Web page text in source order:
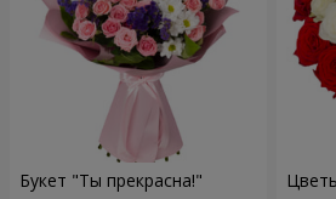
Букет "Ты прекрасна!"